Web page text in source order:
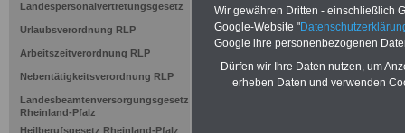
Landespersonalvertretungsgesetz
Urlaubsverordnung RLP
Arbeitszeitverordnung RLP
Nebentätigkeitsverordnung RLP
Landesbeamtenversorgungsgesetz
Rheinland-Pfalz
Heilberufsgesetz Rheinland-Pfalz
BEHÖRDEN-ABOmit 3 Ratgebern
22,50 Euro: Wissenswertes für
und Beamte,
(Bund/Länder) sowie Beihilferecht
Ländern. Alle drei Ratgeber sind
Wir gewähren Dritten - einschließlich
Google-Website "
Google ihre personenbezogenen
Dürfen wir Ihre Daten nutzen, um
erheben Daten und verwenden